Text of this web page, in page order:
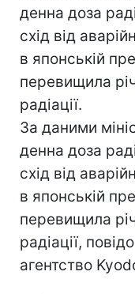
денна доза
схід від
в японській
перевищила
радіації.
За даними
денна доза
схід від
в японській
перевищила
радіації,
агентство